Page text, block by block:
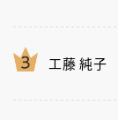
工藤 純子